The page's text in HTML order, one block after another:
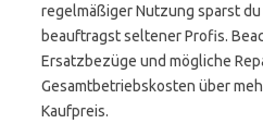
regelmäßiger Nutzung sparst
beauftragst seltener Profis.
Ersatzbezüge und mögliche
Gesamtbetriebskosten über
Kaufpreis.